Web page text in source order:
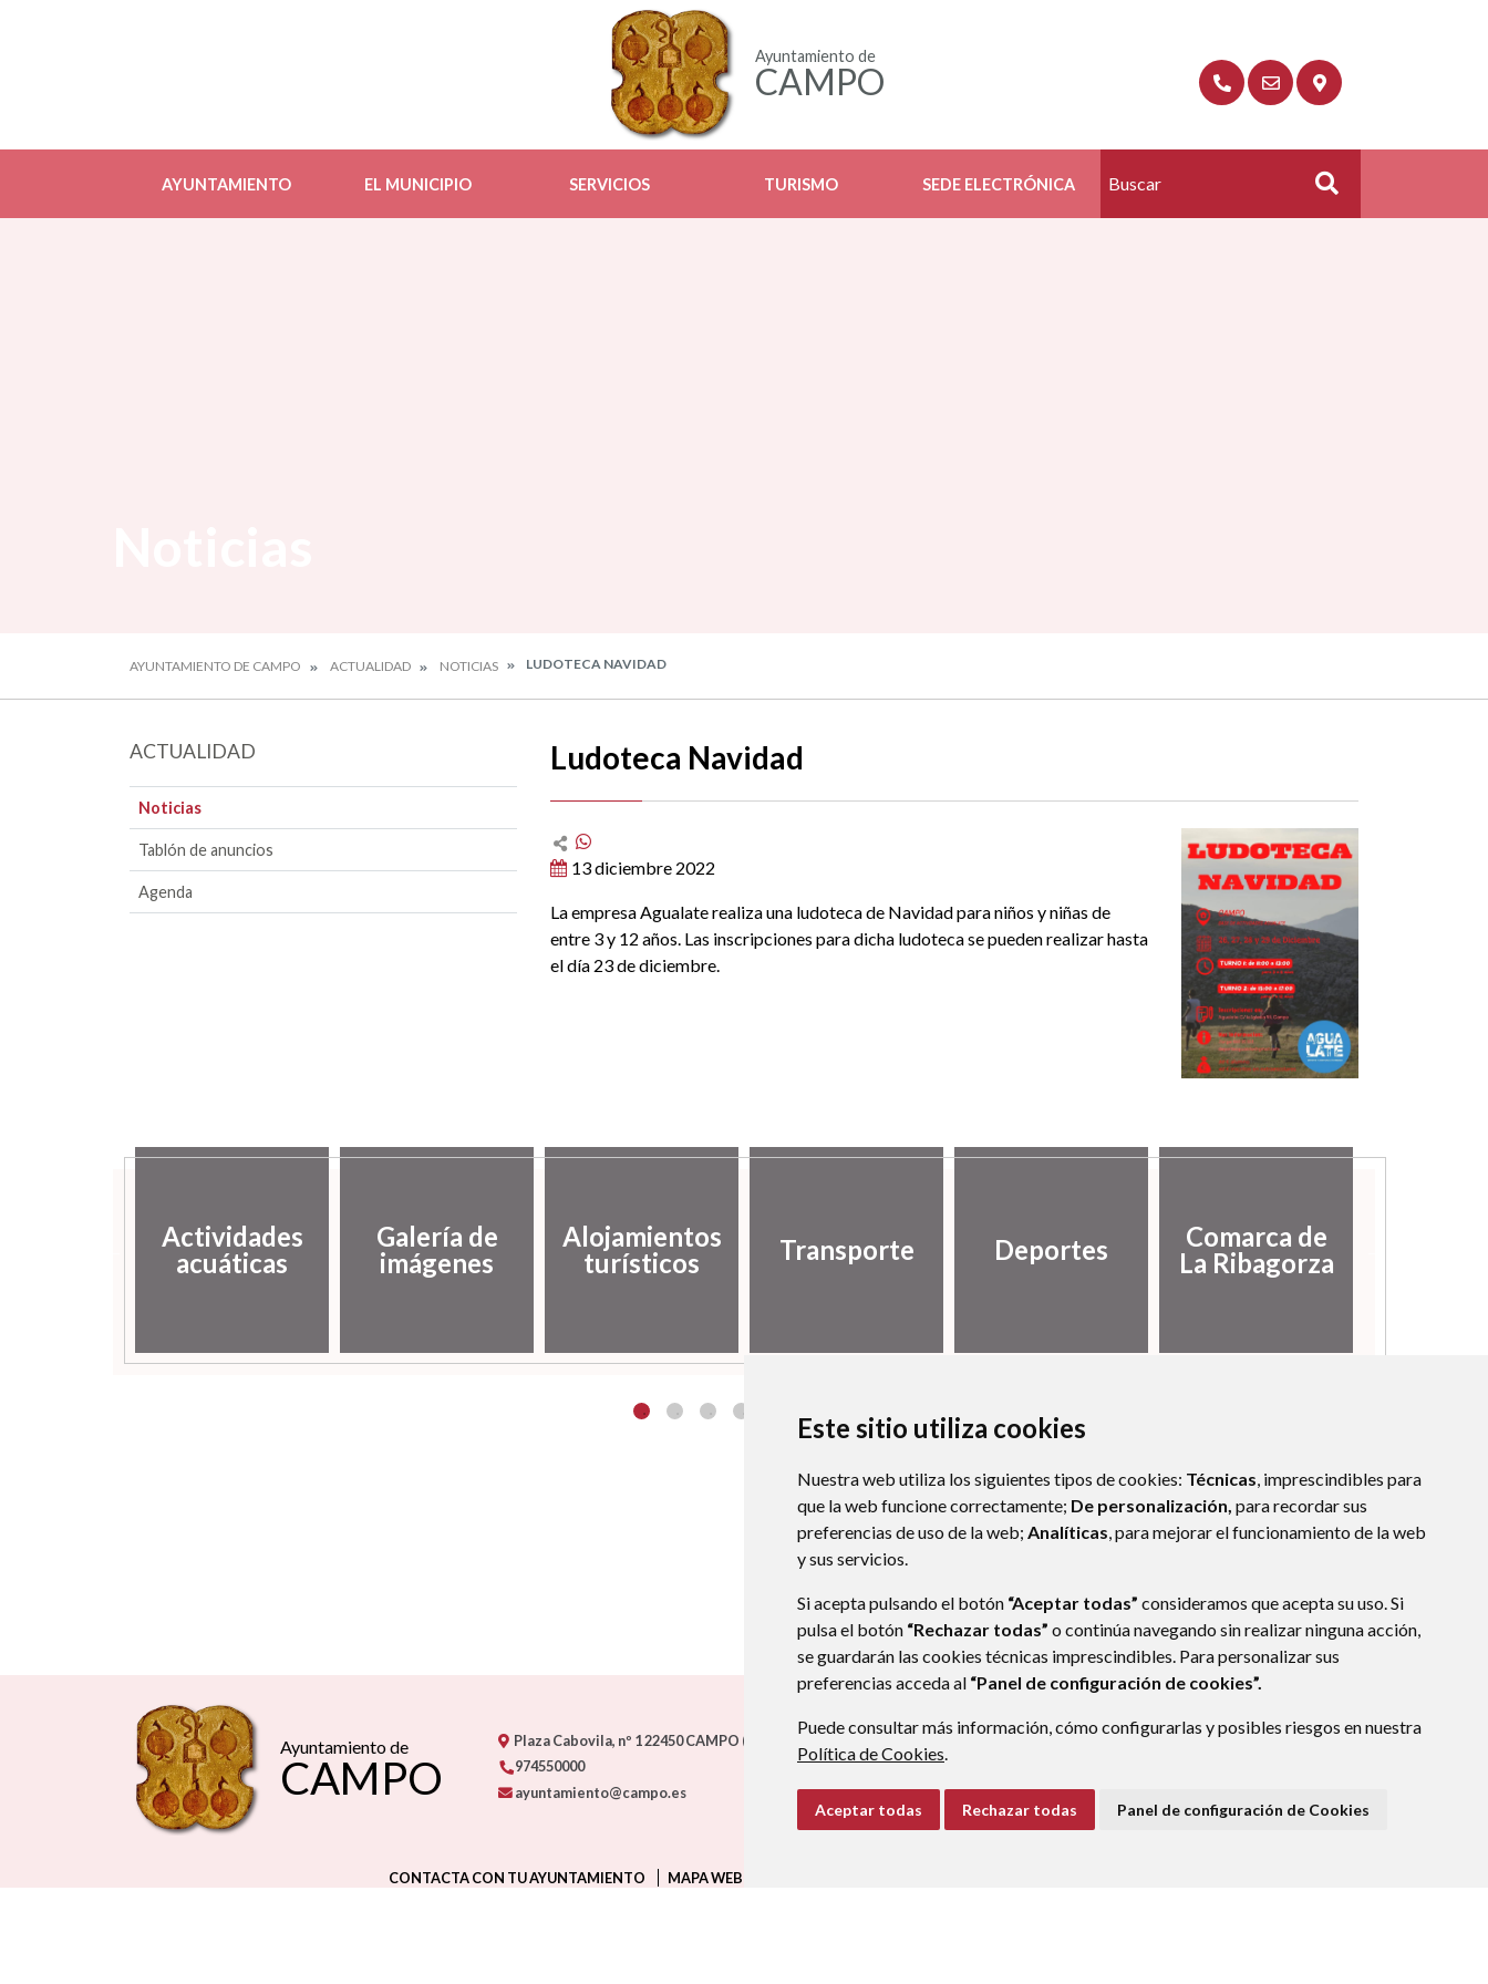
Este sitio utiliza cookies
Nuestra web utiliza los siguientes tipos de cookies: Técnicas, imprescindibles para
que la web funcione correctamente; De personalización, para recordar sus
preferencias de uso de la web; Analíticas, para mejorar el funcionamiento de la web
y sus servicios.
Si acepta pulsando el botón “Aceptar todas” consideramos que acepta su uso. Si
pulsa el botón “Rechazar todas” o continúa navegando sin realizar ninguna acción,
se guardarán las cookies técnicas imprescindibles. Para personalizar sus
preferencias acceda al “Panel de configuración de cookies”.
Puede consultar más información, cómo configurarlas y posibles riesgos en nuestra
Política de Cookies.
Aceptar todas Rechazar todas Panel de configuración de Cookies
Ayuntamiento de
CAMPO
AYUNTAMIENTO EL MUNICIPIO SERVICIOS TURISMO SEDE ELECTRÓNICA Buscar
AYUNTAMIENTO DE CAMPO ACTUALIDAD NOTICIAS LUDOTECA NAVIDAD
ACTUALIDAD
Noticias
Tablón de anuncios
Agenda
Ludoteca Navidad
13 diciembre 2022
La empresa Agualate realiza una ludoteca de Navidad para niños y niñas de
entre 3 y 12 años. Las inscripciones para dicha ludoteca se pueden realizar hasta
el día 23 de diciembre.
Actividades
acuáticas
Galería de
imágenes
Alojamientos
turísticos
Transporte Deportes
Comarca de
La Ribagorza
Ayuntamiento de
CAMPO
Plaza Cabovila, nº 122450CAMPO (HUESCA)
974550000
ayuntamiento@campo.es
CONTACTA CON TU AYUNTAMIENTO MAPA WEB